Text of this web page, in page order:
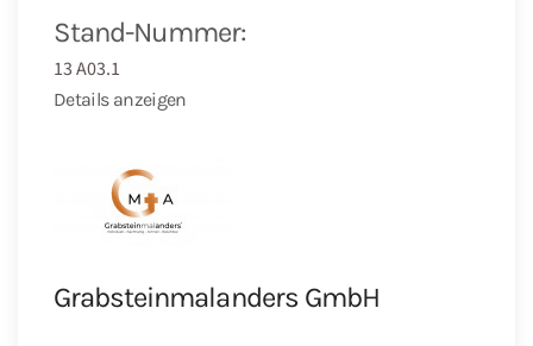
Stand-Nummer:
13 A03.1
Details anzeigen
Grabsteinmalanders GmbH